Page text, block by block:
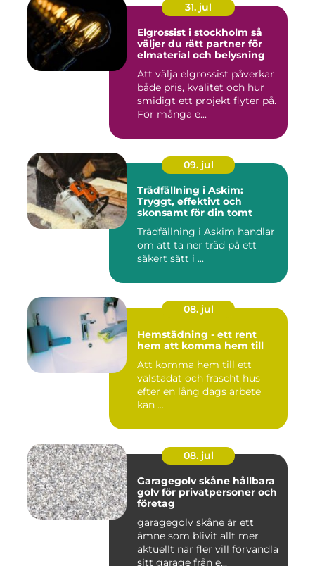
31. jul
Elgrossist i stockholm så
väljer du rätt partner för
elmaterial och belysning
Att välja elgrossist påverkar
både pris, kvalitet och hur
smidigt ett projekt flyter på.
För många e...
09. jul
Trädfällning i Askim:
Tryggt, effektivt och
skonsamt för din tomt
Trädfällning i Askim handlar
om att ta ner träd på ett
säkert sätt i ...
08. jul
Hemstädning - ett rent
hem att komma hem till
Att komma hem till ett
välstädat och fräscht hus
efter en lång dags arbete
kan ...
08. jul
Garagegolv skåne hållbara
golv för privatpersoner och
företag
garagegolv skåne är ett
ämne som blivit allt mer
aktuellt när fler vill förvandla
sitt garage från e...